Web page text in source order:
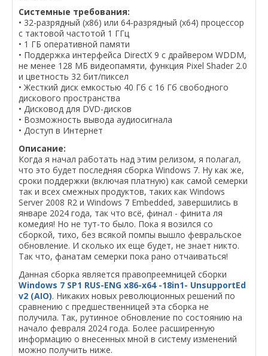
Системные требования:
• 32-разрядный (x86) или 64-разрядный (х64) процессор
с тактовой частотой 1 ГГц
• 1 ГБ оперативной памяти
• Поддержка интерфейса DirectX 9 с драйвером WDDM,
не менее 128 МБ видеопамяти, функция Pixel Shader 2.0
и цветность 32 бит/пиксел
• Жесткий диск емкостью 40 Гб с 16 Гб свободного
дискового пространства
• Дисковод для DVD-дисков
• Возможность вывода аудиосигнала
• Доступ в Интернет
Описание:
Когда я начал работать над этим релизом, я полагал,
что это будет последняя сборка Windows 7. Ну как же,
сроки поддержки (включая платную) как самой семерки
так и всех смежных продуктов, таких как Windows
Server 2008 R2 и Windows 7 Embedded, завершились в
январе 2024 года, так что всё, финал - финита ля
комедия! Но не тут-то было. Пока я возился со
сборкой, тихо, без всякой помпы вышло февральское
обновление. И сколько их еще будет, не знает никто.
Так что, фанатам семерки пока рано отчаиваться!
Данная сборка является правопреемницей сборки
Windows 7 SP1 RUS-ENG x86-x64 -18in1- UnsupportEd
v2 (AIO). Никаких новых революционных решений по
сравнению с предшественницей эта сборка не
получила. Так, рутинное обновление по состоянию на
начало февраля 2024 года. Более расширенную
информацию о внесенных мной в систему изменений
можно получить ниже.